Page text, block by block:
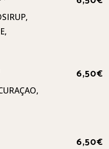
6,50€
6,50€